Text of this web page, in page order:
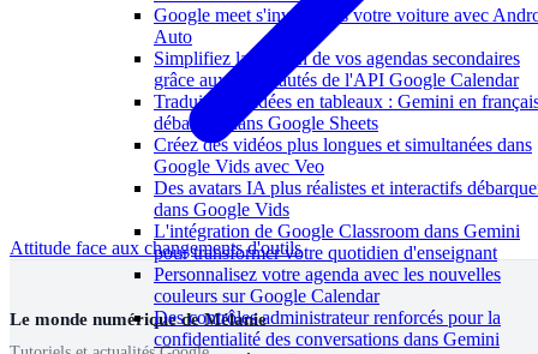
Google meet s'invite dans votre voiture avec
Auto
Simplifiez la gestion de vos agendas secondaires
grâce aux nouveautés de l'API Google Calendar
Traduire vos idées en tableaux : Gemini en
débarque dans Google Sheets
Créez des vidéos plus longues et simultanées dans
Google Vids avec Veo
Des avatars IA plus réalistes et interactifs
dans Google Vids
L'intégration de Google Classroom dans Gemini
pour transformer votre quotidien d'enseignant
Personnalisez votre agenda avec les nouvelles
couleurs sur Google Calendar
Des contrôles administrateur renforcés pour la
confidentialité des conversations dans Gemini
Attitude face aux changements d'outils
Le monde numérique de Mélanie